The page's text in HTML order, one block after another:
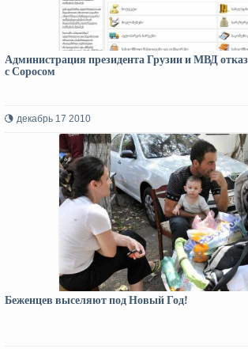
Администрация президента Грузии и МВД
с Соросом
декабрь 17 2010
Беженцев выселяют под Новый Год!